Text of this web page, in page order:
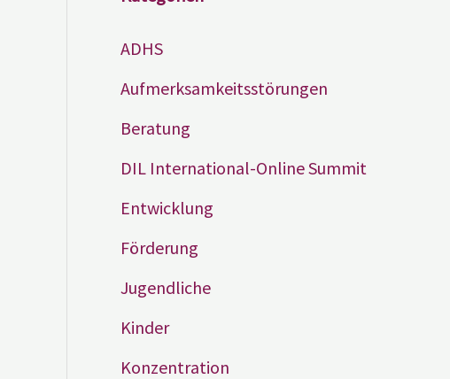
ADHS
Aufmerksamkeitsstörungen
Beratung
DIL International-Online Summit
Entwicklung
Förderung
Jugendliche
Kinder
Konzentration